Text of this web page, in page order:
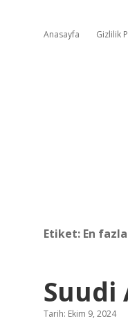
Anasayfa Gizlilik
Etiket: En
Suudi
Tarih: Ekim 9, 2024